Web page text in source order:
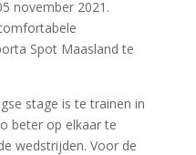
november 2021.
Spot Maasland te
stage is te trainen in
beter op elkaar te
wedstrijden. Voor de